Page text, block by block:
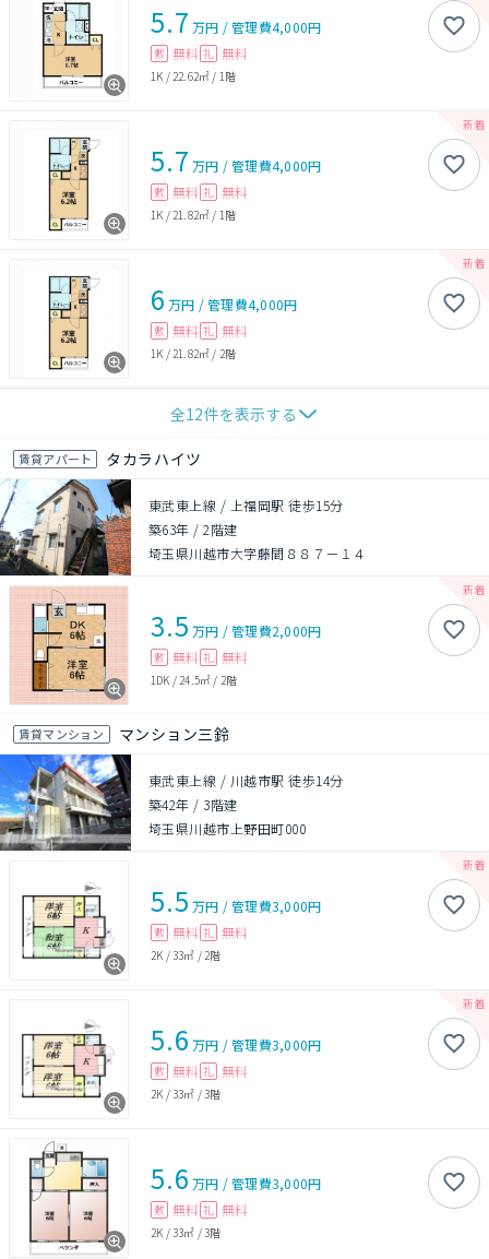
5.7 万円 /管理費4,000円
敷 無料 礼 無料
1K / 22.62㎡ / 1階
5.7 万円 /管理費4,000円
敷 無料 礼 無料
1K / 21.82㎡ / 1階
6 万円 /管理費4,000円
敷 無料 礼 無料
1K / 21.82㎡ / 2階
全12件を表示する
賃貸アパート タカラハイツ
東武東上線 / 上福岡駅 徒歩15分
築63年 /2階建
埼玉県川越市大字藤間８８７－１４
3.5 万円 /管理費2,000円
敷 無料 礼 無料
1DK / 24.5㎡ / 2階
賃貸マンション マンション三鈴
東武東上線 / 川越市駅 徒歩14分
築42年 / 3階建
埼玉県川越市上野田町000
5.5 万円 /管理費3,000円
敷 無料 礼 無料
2K /33㎡ / 2階
5.6 万円 /管理費3,000円
敷 無料 礼 無料
2K /33㎡ /3階
5.6 万円 /管理費3,000円
敷 無料 礼 無料
2K /33㎡ /3階